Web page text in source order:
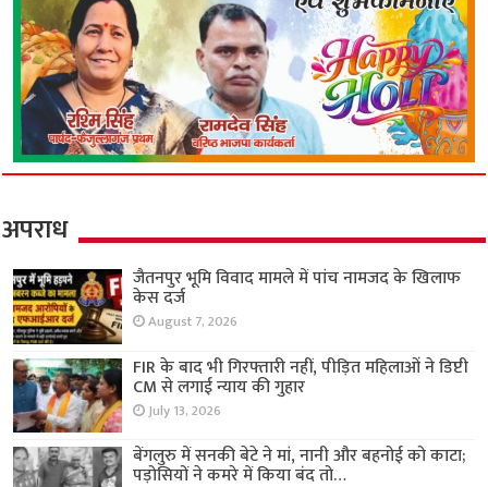
अपराध
जैतनपुर भूमि विवाद मामले में पांच नामजद के खिलाफ
केस दर्ज
August 7, 2026
FIR के बाद भी गिरफ्तारी नहीं, पीड़ित महिलाओं ने डिप्टी
CM से लगाई न्याय की गुहार
July 13, 2026
बेंगलुरु में सनकी बेटे ने मां, नानी और बहनोई को काटा;
पड़ोसियों ने कमरे में किया बंद तो…